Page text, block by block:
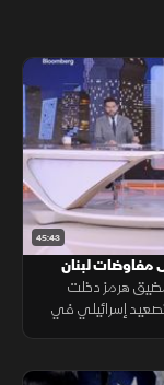
45:43
لبنان
هرمز دخلت
إسرائيلي في